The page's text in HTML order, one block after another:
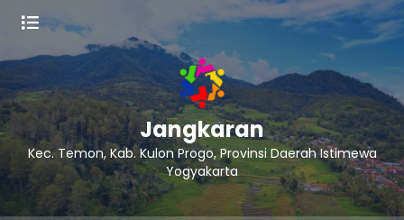
Jangkaran
Kec. Temon, Kab. Kulon Progo, Provinsi Daerah Istimewa
Yogyakarta